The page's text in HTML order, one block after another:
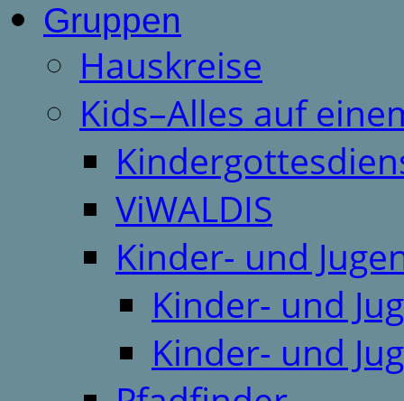
Gruppen
Hauskreise
Kids–Alles auf
ViWALDIS
Kinder- und
Kinder- und
Kinder- und